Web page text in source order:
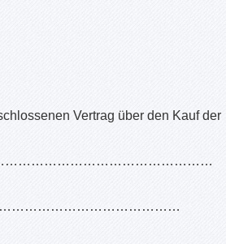
Vertrag über den Kauf der